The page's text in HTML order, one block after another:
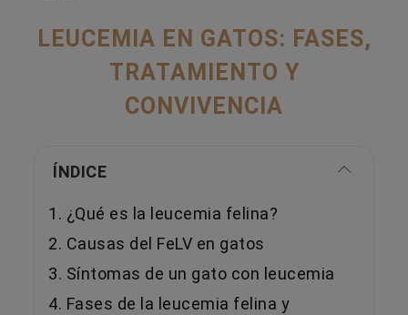
LEUCEMIA EN GATOS: FASES,
TRATAMIENTO Y
CONVIVENCIA
ÍNDICE
1. ¿Qué es la leucemia felina?
2. Causas del FeLV en gatos
3. Síntomas de un gato con leucemia
4. Fases de la leucemia felina y